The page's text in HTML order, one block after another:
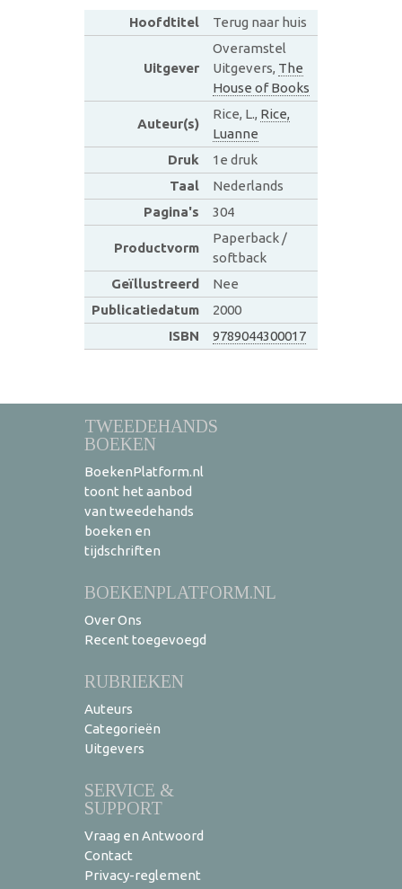
Hoofdtitel Terug naar huis
Uitgever
Overamstel
Uitgevers, The
House of Books
Auteur(s)
Rice, L., Rice,
Luanne
Druk
1e druk
Taal
Nederlands
Pagina's
304
Productvorm
Paperback /
softback
Geïllustreerd
Nee
Publicatiedatum
2000
ISBN
9789044300017
TWEEDEHANDS
BOEKEN
BoekenPlatform.nl
toont het aanbod
van tweedehands
boeken en
tijdschriften
BOEKENPLATFORM.NL
Over Ons
Recent toegevoegd
RUBRIEKEN
Auteurs
Categorieën
Uitgevers
SERVICE &
SUPPORT
Vraag en Antwoord
Contact
Privacy-reglement